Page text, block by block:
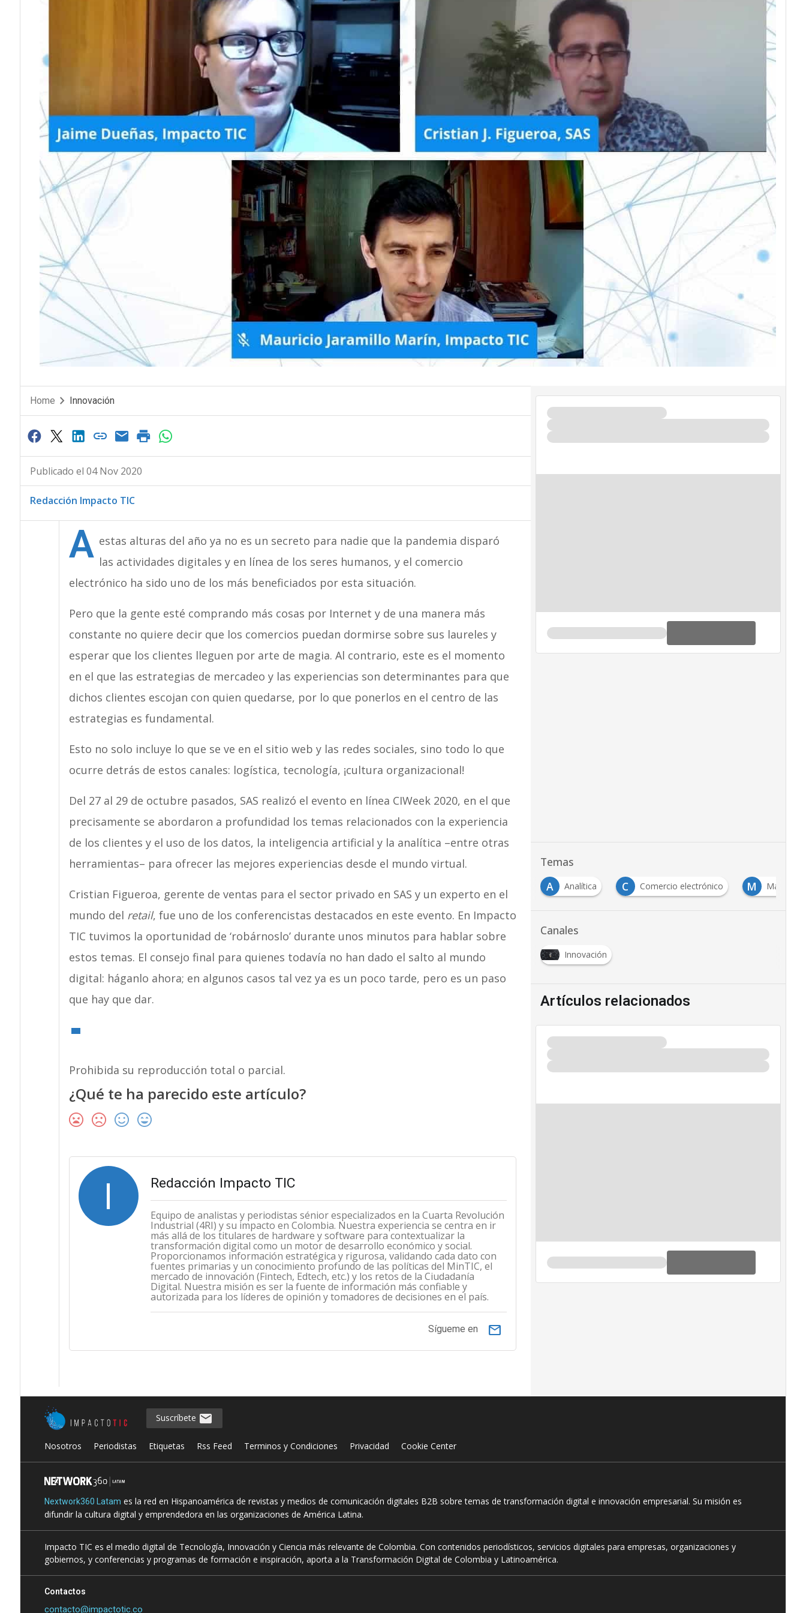
Home Innovación
Publicado el 04 Nov 2020
Redacción Impacto TIC
A estas alturas del año ya no es un secreto para nadie que la pandemia disparó
las actividades digitales y en línea de los seres humanos, y el comercio
electrónico ha sido uno de los más beneficiados por esta situación.
Pero que la gente esté comprando más cosas por Internet y de una manera más
constante no quiere decir que los comercios puedan dormirse sobre sus laureles y
esperar que los clientes lleguen por arte de magia. Al contrario, este es el momento
en el que las estrategias de mercadeo y las experiencias son determinantes para que
dichos clientes escojan con quien quedarse, por lo que ponerlos en el centro de las
estrategias es fundamental.
Esto no solo incluye lo que se ve en el sitio web y las redes sociales, sino todo lo que
ocurre detrás de estos canales: logística, tecnología, ¡cultura organizacional!
Del 27 al 29 de octubre pasados, SAS realizó el evento en línea CIWeek 2020, en el que
precisamente se abordaron a profundidad los temas relacionados con la experiencia
de los clientes y el uso de los datos, la inteligencia artificial y la analítica –entre otras
herramientas– para ofrecer las mejores experiencias desde el mundo virtual.
Cristian Figueroa, gerente de ventas para el sector privado en SAS y un experto en el
mundo del retail, fue uno de los conferencistas destacados en este evento. En Impacto
TIC tuvimos la oportunidad de ‘robárnoslo’ durante unos minutos para hablar sobre
estos temas. El consejo final para quienes todavía no han dado el salto al mundo
digital: háganlo ahora; en algunos casos tal vez ya es un poco tarde, pero es un paso
que hay que dar.
Prohibida su reproducción total o parcial.
¿Qué te ha parecido este artículo?
I Redacción Impacto TIC
Equipo de analistas y periodistas sénior especializados en la Cuarta Revolución
Industrial (4RI) y su impacto en Colombia. Nuestra experiencia se centra en ir
más allá de los titulares de hardware y software para contextualizar la
transformación digital como un motor de desarrollo económico y social.
Proporcionamos información estratégica y rigurosa, validando cada dato con
fuentes primarias y un conocimiento profundo de las políticas del MinTIC, el
mercado de innovación (Fintech, Edtech, etc.) y los retos de la Ciudadanía
Digital. Nuestra misión es ser la fuente de información más confiable y
autorizada para los líderes de opinión y tomadores de decisiones en el país.
email
Sígueme en
Temas
A Analítica C Comercio electrónico M
Canales
Innovación
Artículos relacionados
Suscríbete
Nosotros Periodistas Etiquetas Rss Feed Terminos y Condiciones Privacidad Cookie Center
Nextwork360 Latam es la red en Hispanoamérica de revistas y medios de comunicación digitales B2B sobre temas de transformación digital e innovación empresarial. Su misión es
difundir la cultura digital y emprendedora en las organizaciones de América Latina.
Impacto TIC es el medio digital de Tecnología, Innovación y Ciencia más relevante de Colombia. Con contenidos periodísticos, servicios digitales para empresas, organizaciones y
gobiernos, y conferencias y programas de formación e inspiración, aporta a la Transformación Digital de Colombia y Latinoamérica.
Contactos
contacto@impactotic.co